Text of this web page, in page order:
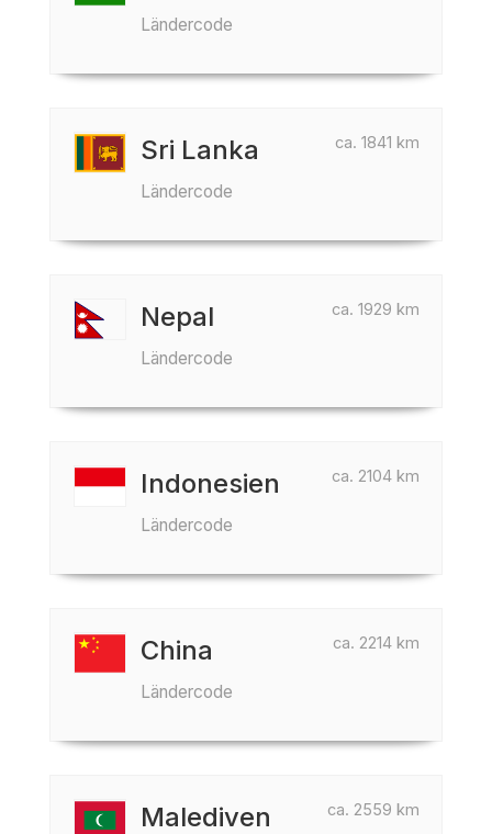
Ländercode
ca. 1841 km
Sri Lanka
Ländercode
ca. 1929 km
Nepal
Ländercode
ca. 2104 km
Indonesien
Ländercode
ca. 2214 km
China
Ländercode
ca. 2559 km
Malediven